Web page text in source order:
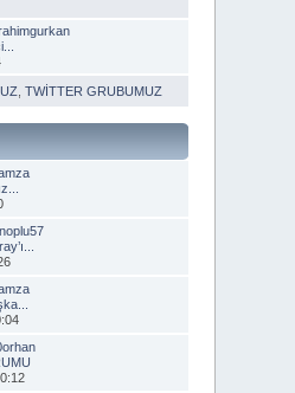
,TWİTTER GRUBUMUZ